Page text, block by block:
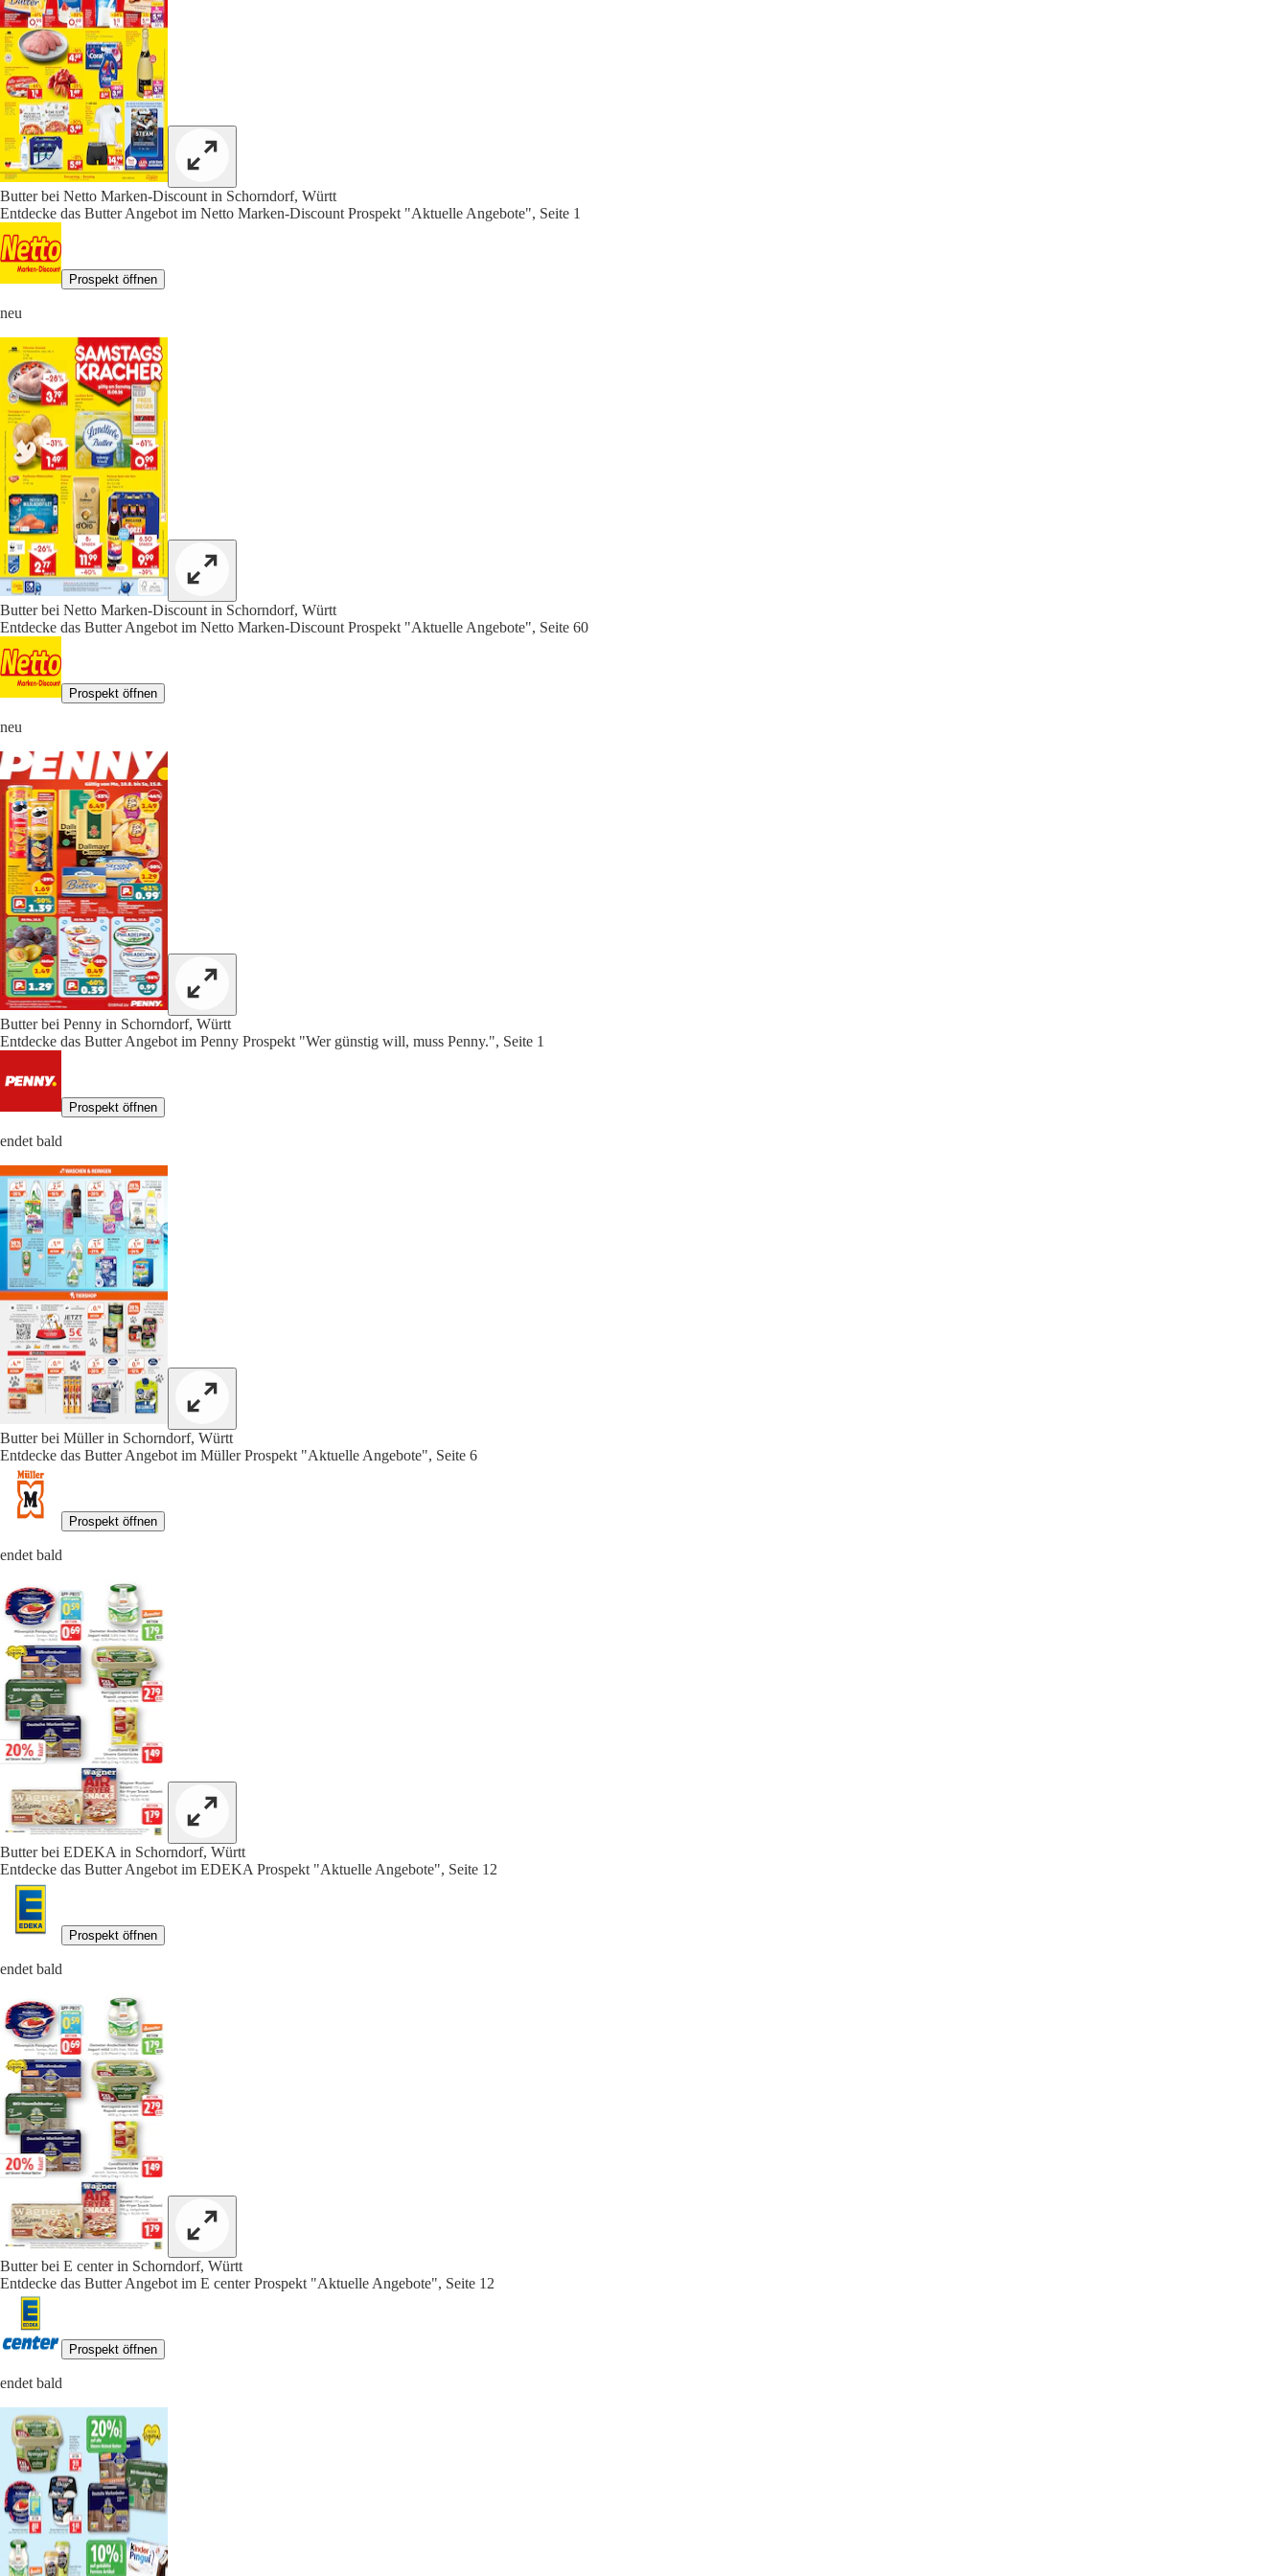
Butter bei Netto Marken-Discount in Schorndorf, Württ
Entdecke das Butter Angebot im Netto Marken-Discount Prospekt "Aktuelle Angebote", Seite 1
Prospekt öffnen
neu
Butter bei Netto Marken-Discount in Schorndorf, Württ
Entdecke das Butter Angebot im Netto Marken-Discount Prospekt "Aktuelle Angebote", Seite 60
Prospekt öffnen
neu
Butter bei Penny in Schorndorf, Württ
Entdecke das Butter Angebot im Penny Prospekt "Wer günstig will, muss Penny.", Seite 1
Prospekt öffnen
endet bald
Butter bei Müller in Schorndorf, Württ
Entdecke das Butter Angebot im Müller Prospekt "Aktuelle Angebote", Seite 6
Prospekt öffnen
endet bald
Butter bei EDEKA in Schorndorf, Württ
Entdecke das Butter Angebot im EDEKA Prospekt "Aktuelle Angebote", Seite 12
Prospekt öffnen
endet bald
Butter bei E center in Schorndorf, Württ
Entdecke das Butter Angebot im E center Prospekt "Aktuelle Angebote", Seite 12
Prospekt öffnen
endet bald